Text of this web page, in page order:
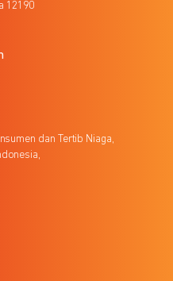
12190
dan Tertib Niaga,